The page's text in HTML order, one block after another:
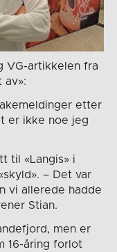
VG-artikkelen fra
av»:
etter
er ikke noe jeg
til «Langis» i
– Det var
vi allerede hadde
Stian.
men er
16-åring forlot